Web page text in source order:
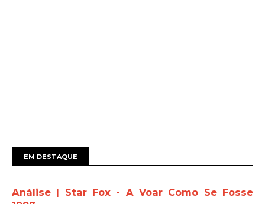
EM DESTAQUE
Análise | Star Fox - A Voar Como Se Fosse